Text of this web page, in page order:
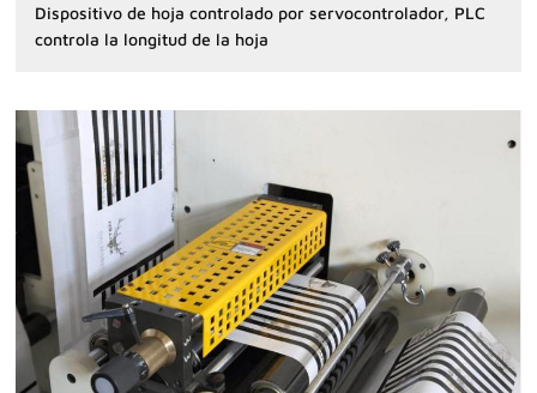
Dispositivo de hoja controlado por servocontrolador, PLC
controla la longitud de la hoja